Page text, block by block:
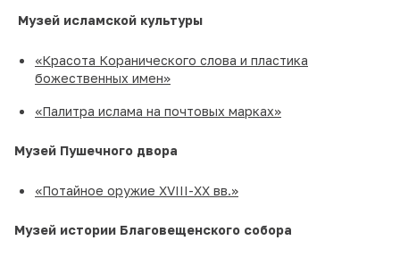
Музей исламской культуры
«Красота Коранического слова и пластика
божественных имен»
«Палитра ислама на почтовых марках»
Музей Пушечного двора
«Потайное оружие XVIII-XX вв.»
Музей истории Благовещенского собора